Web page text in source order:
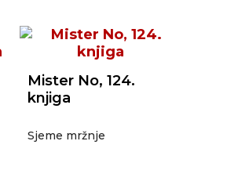
Mister No, 124.
knjiga
Sjeme mržnje